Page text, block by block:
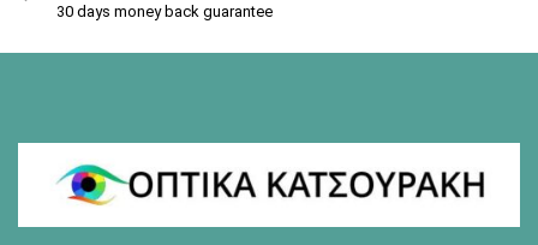
30 days money back guarantee